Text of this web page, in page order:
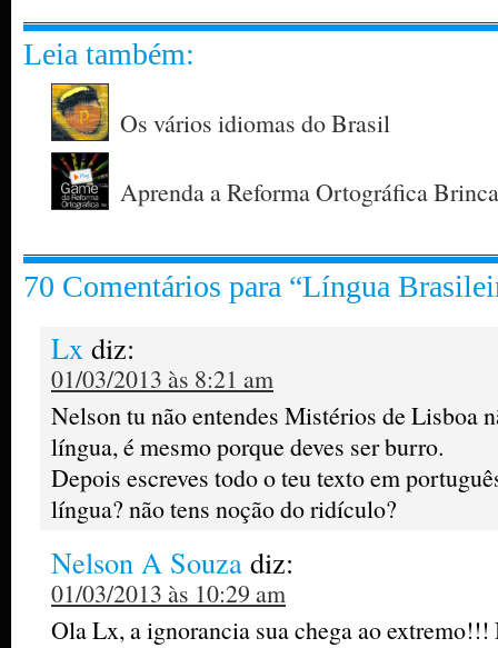
Leia também:
Os vários idiomas do Brasil
Aprenda a Reforma Ortográfica
70 Comentários para “Língua
Lx diz:
01/03/2013 às 8:21 am
Nelson tu não entendes Mistérios de Lisboa
língua, é mesmo porque deves ser burro.
Depois escreves todo o teu texto em
língua? não tens noção do ridículo?
Nelson A Souza diz:
01/03/2013 às 10:29 am
Ola Lx, a ignorancia sua chega ao